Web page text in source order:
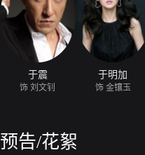
于震
饰 刘文钊
于明加
饰 金镶玉
预告/花絮